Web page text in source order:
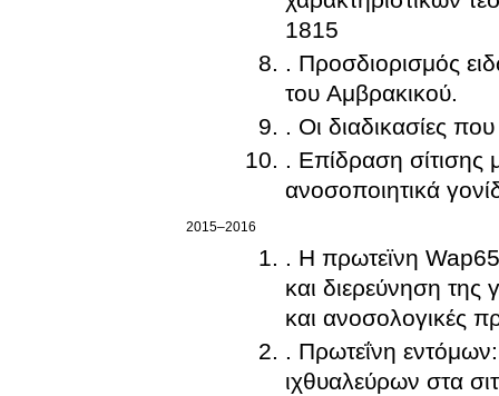
1815
. Προσδιορισμός
του Αμβρακικού.
. Οι διαδικασίες
. Eπίδραση
ανοσοποιητικά
2015–2016
. Η πρωτεϊνη
και διερεύνηση της
και ανοσολογικές
. Πρωτεΐνη
ιχθυαλεύρων στα